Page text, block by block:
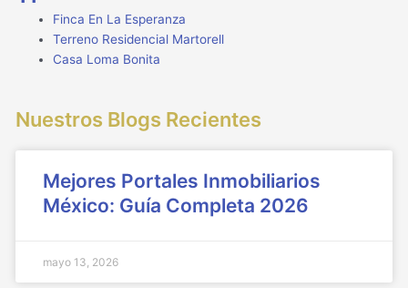
Finca En La Esperanza
Terreno Residencial Martorell
Casa Loma Bonita
Nuestros Blogs Recientes
Mejores Portales Inmobiliarios
México: Guía Completa 2026
mayo 13, 2026